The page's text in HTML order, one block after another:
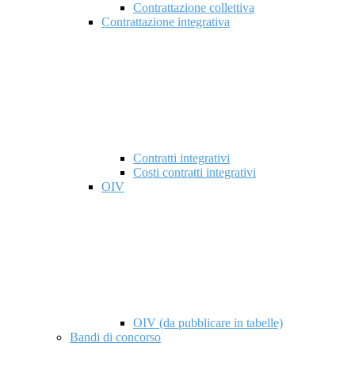
Contrattazione collettiva
Contrattazione integrativa
Contratti integrativi
Costi contratti integrativi
OIV
OIV (da pubblicare in tabelle)
Bandi di concorso